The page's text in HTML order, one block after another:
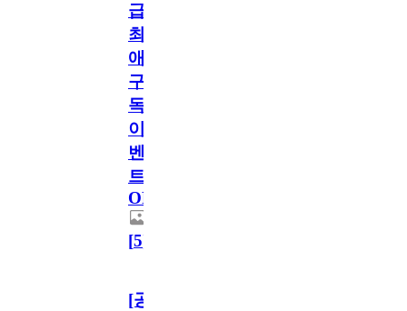
급!
최
애
구
독
이
벤
트
OPEN!
[5]
[공